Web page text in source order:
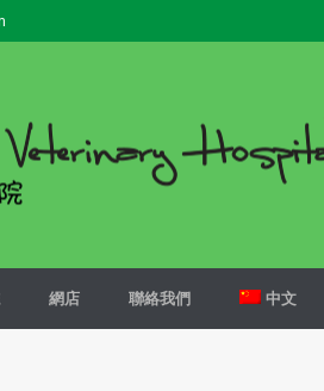
網店 聯絡我們 中文